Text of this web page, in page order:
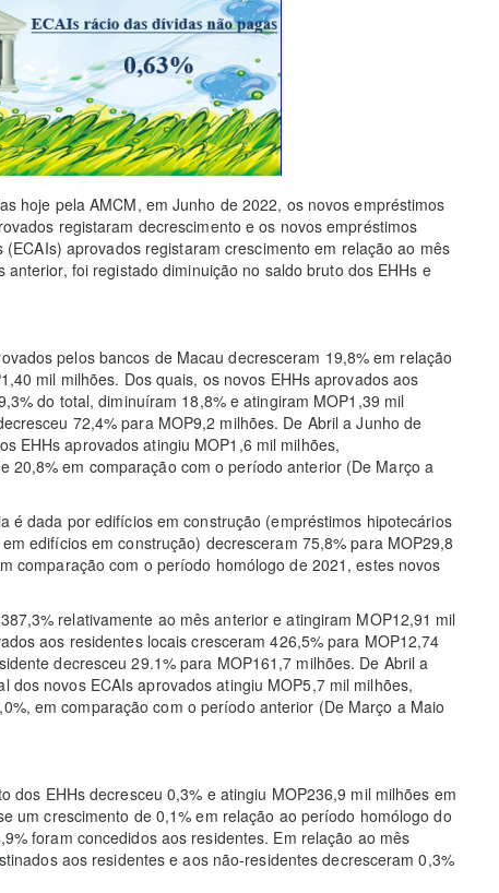
hoje pela AMCM, em Junho de 2022, os novos empréstimos
registaram decrescimento e os novos empréstimos
aprovados registaram crescimento em relação ao mês
foi registado diminuição no saldo bruto dos EHHs e
pelos bancos de Macau decresceram 19,8% em relação
mil milhões. Dos quais, os novos EHHs aprovados aos
do total, diminuíram 18,8% e atingiram MOP1,39 mil
72,4% para MOP9,2 milhões. De Abril a Junho de
EHHs aprovados atingiu MOP1,6 mil milhões,
20,8% em comparação com o período anterior (De Março a
é dada por edifícios em construção (empréstimos hipotecários
edifícios em construção) decresceram 75,8% para MOP29,8
comparação com o período homólogo de 2021, estes novos
relativamente ao mês anterior e atingiram MOP12,91 mil
aos residentes locais cresceram 426,5% para MOP12,74
decresceu 29.1% para MOP161,7 milhões. De Abril a
dos novos ECAIs aprovados atingiu MOP5,7 mil milhões,
em comparação com o período anterior (De Março a Maio
dos EHHs decresceu 0,3% e atingiu MOP236,9 mil milhões em
um crescimento de 0,1% em relação ao período homólogo do
foram concedidos aos residentes. Em relação ao mês
aos residentes e aos não-residentes decresceram 0,3%